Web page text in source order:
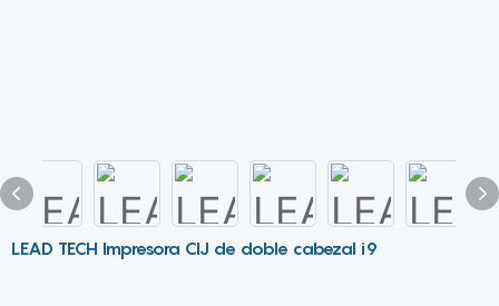
LEAD TECH Impresora CIJ de doble cabezal i9